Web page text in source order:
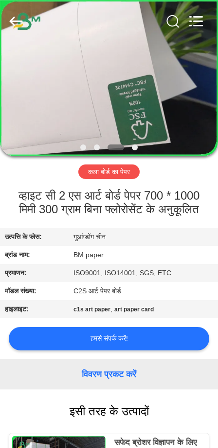
घर
उत्पादों
में
भ्रमण
नियंत्रण
संपर्क
करें
मामलों
POLICY
GUANGZHOU
BMPAPER
CO.,
LTD..
All
कला बोर्ड का पेपर
व्हाइट सी 2 एस आर्ट बोर्ड पेपर 700 * 1000
मिमी 300 ग्राम बिना फ्लोरोसेंट के अनुकूलित
उत्पत्ति के प्लेस: गुआंग्डोंग चीन
ब्रांड नाम: BM paper
प्रमाणन: ISO9001, ISO14001, SGS, ETC.
मॉडल संख्या: C2S आर्ट पेपर बोर्ड
हाइलाइट: c1s art paper,art paper card
हमसे संपर्क करें!
विवरण प्रकट करें
इसी तरह के उत्पादों
सफेद ब्रोशर विज्ञापन के लिए